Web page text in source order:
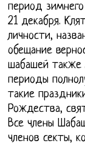
период
21 декабря.
личности,
обещание
шабашей также
периоды
такие
Рождества,
Все члены
членов секты,